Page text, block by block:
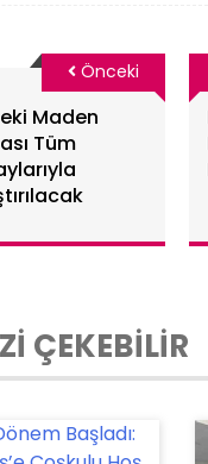
Maden
Tüm
Önceki
ÇEKEBİLİR